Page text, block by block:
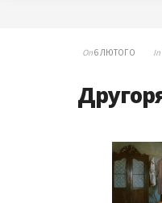
On6 ЛЮТОГО In